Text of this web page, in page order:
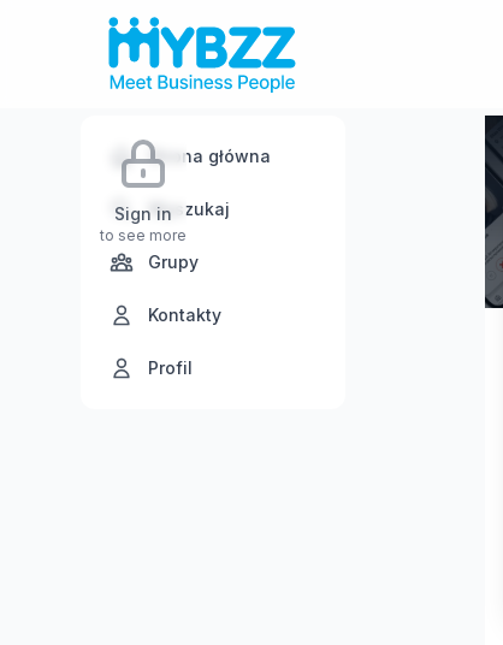
Sign in
to see more
Strona główna
Wyszukaj
Grupy
Kontakty
Profil